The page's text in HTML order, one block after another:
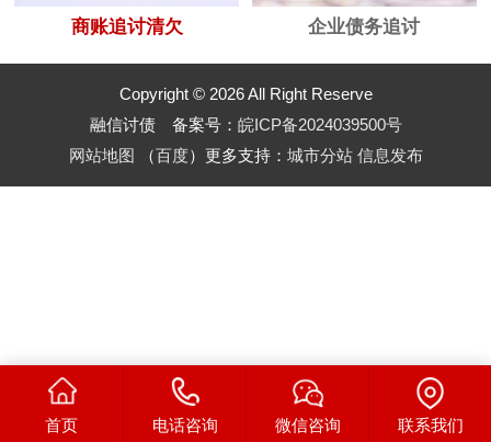
商账追讨清欠 企业债务追讨
Copyright © 2026 All Right Reserve
融信讨债 备案号： 皖ICP备2024039500号
网站地图 （百度）更多支持： 城市分站 信息发布
首页 电话咨询 微信咨询 联系我们